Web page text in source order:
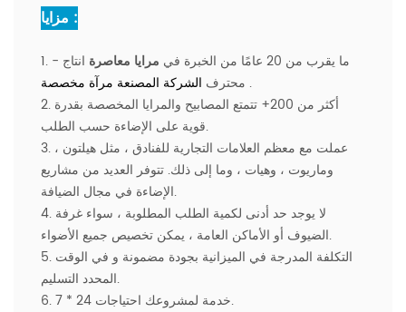
مزايا :
1. ما يقرب من 20 عامًا من الخبرة في مرايا معاصرة انتاج -
محترف الشركة المصنعة مرآة مخصصة
.
2. أكثر من 200+ تتمتع المصابيح والمرايا المخصصة بقدرة
قوية على الإضاءة حسب الطلب.
3. عملت مع معظم العلامات التجارية للفنادق ، مثل هيلتون ،
وماريوت ، وهيات ، وما إلى ذلك. تتوفر العديد من مشاريع
الإضاءة في مجال الضيافة.
4. لا يوجد حد أدنى لكمية الطلب المطلوبة ، سواء غرفة
الضيوف أو الأماكن العامة ، يمكن تخصيص جميع الأضواء.
5. التكلفة المدرجة في الميزانية بجودة مضمونة و في الوقت
المحدد التسليم.
6. 7 * 24 خدمة لمشروعك احتياجات.